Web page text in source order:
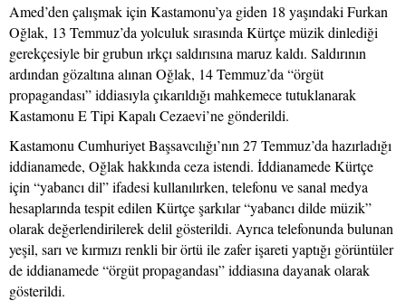
Amed’den çalışmak için Kastamonu’ya giden 18 yaşındaki Furkan
Oğlak, 13 Temmuz’da yolculuk sırasında Kürtçe müzik dinlediği
gerekçesiyle bir grubun ırkçı saldırısına maruz kaldı. Saldırının
ardından gözaltına alınan Oğlak, 14 Temmuz’da “örgüt
propagandası” iddiasıyla çıkarıldığı mahkemece tutuklanarak
Kastamonu E Tipi Kapalı Cezaevi’ne gönderildi.
Kastamonu Cumhuriyet Başsavcılığı’nın 27 Temmuz’da hazırladığı
iddianamede, Oğlak hakkında ceza istendi. İddianamede Kürtçe
için “yabancı dil” ifadesi kullanılırken, telefonu ve sanal medya
hesaplarında tespit edilen Kürtçe şarkılar “yabancı dilde müzik”
olarak değerlendirilerek delil gösterildi. Ayrıca telefonunda bulunan
yeşil, sarı ve kırmızı renkli bir örtü ile zafer işareti yaptığı görüntüler
de iddianamede “örgüt propagandası” iddiasına dayanak olarak
gösterildi.